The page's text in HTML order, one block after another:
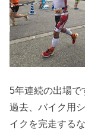
5年連続の出場で
過去、バイク用
イクを完走するな